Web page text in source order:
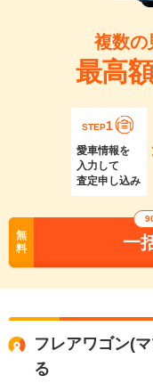
複数の
最高
STEP1
愛車情報を
入力して
査定申し込み
無
料
一
フレアワゴン(
る